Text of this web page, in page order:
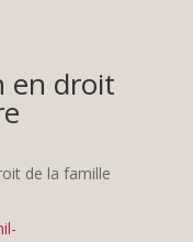
en droit
de la famille